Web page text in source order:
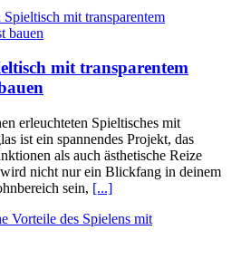
mit transparentem
erleuchteten Spieltisches mit
ist ein spannendes Projekt, das
als auch ästhetische Reize
nicht nur ein Blickfang in deinem
sein, [...]